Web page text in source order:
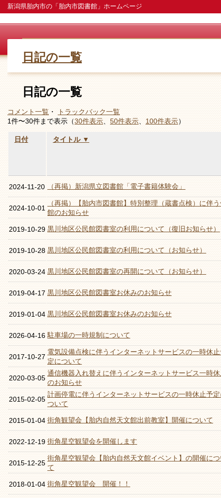
新潟県胎内市の「胎内市図書館」ホームページ
日記の一覧
日記の一覧
コメント一覧 ・
トラックバック一覧
1件〜30件まで表示（30件表示 50件表示 100件表示）
日付 タイトル ▼
2024-11-20 （再掲）新潟県立図書館「電子書籍体験会」
2024-10-01
（再掲）【胎内市図書館】特別整理（蔵書点検）に伴
館のお知らせ
2019-10-29 黒川地区公民館図書室の利用について（復旧お知らせ）
2019-10-28 黒川地区公民館図書室の利用について（お知らせ）
2020-03-24 黒川地区公民館図書室の再開について（お知らせ）
2019-04-17 黒川地区公民館図書室お休みのお知らせ
2019-01-04 黒川地区公民館図書室お休みのお知らせ
2026-04-16 駐車場の一時規制について
2017-10-27
電気設備点検に伴うインターネットサービスの一時休
定について
2020-03-05
通信機器入れ替えに伴うインターネットサービス一時
のお知らせ
2015-02-05
計画停電に伴うインターネットサービスの一時休止予
ついて
2015-01-04 街角観望会【胎内自然天文館出前教室】開催について
2022-12-19 街角星空観望会を開催します
2015-12-25
街角星空観望会【胎内自然天文館イベント】の開催に
て
2018-01-04 街角星空観望会 開催！！